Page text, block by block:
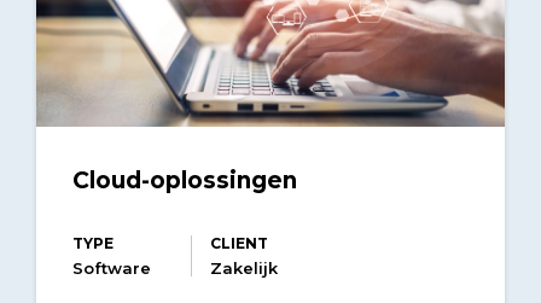
Cloud-oplossingen
TYPE
Software
CLIENT
Zakelijk